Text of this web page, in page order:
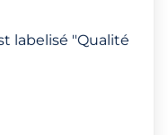
labelisé "Qualité